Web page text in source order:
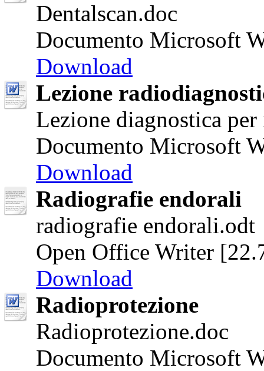
Dentalscan.doc
Documento Microsoft
Download
Lezione
Lezione diagnostica
Documento Microsoft
Download
Radiografie endorali
radiografie endorali.odt
Open Office Writer
Download
Radioprotezione
Radioprotezione.doc
Documento Microsoft